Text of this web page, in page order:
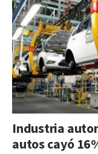
Industria
autos cayó